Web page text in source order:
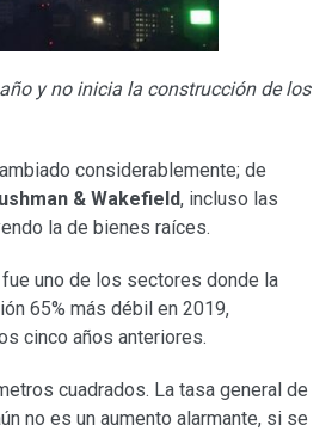
y no inicia la construcción de los
considerablemente; de
& Wakefield, incluso las
la de bienes raíces.
fue uno de los sectores donde la
65% más débil en 2019,
cinco años anteriores.
cuadrados. La tasa general de
no es un aumento alarmante, si se